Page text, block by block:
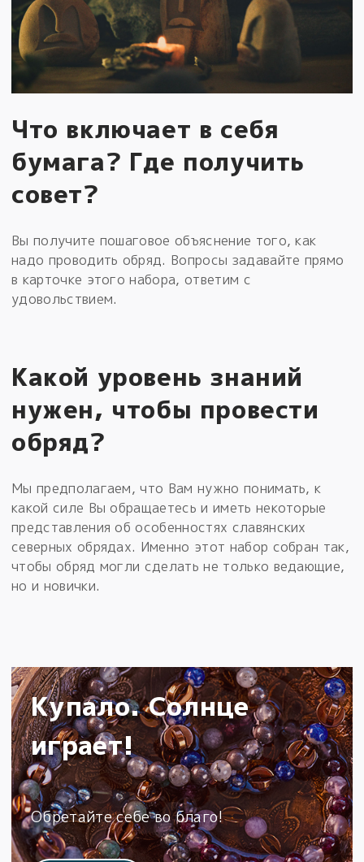
Что включает в себя
бумага? Где получить
совет?
Вы получите пошаговое объяснение того, как
надо проводить обряд. Вопросы задавайте прямо
в карточке этого набора, ответим с
удовольствием.
Какой уровень знаний
нужен, чтобы провести
обряд?
Мы предполагаем, что Вам нужно понимать, к
какой силе Вы обращаетесь и иметь некоторые
представления об особенностях славянских
северных обрядах. Именно этот набор собран так,
чтобы обряд могли сделать не только ведающие,
но и новички.
Купало. Солнце
играет!
Обретайте себе во благо!